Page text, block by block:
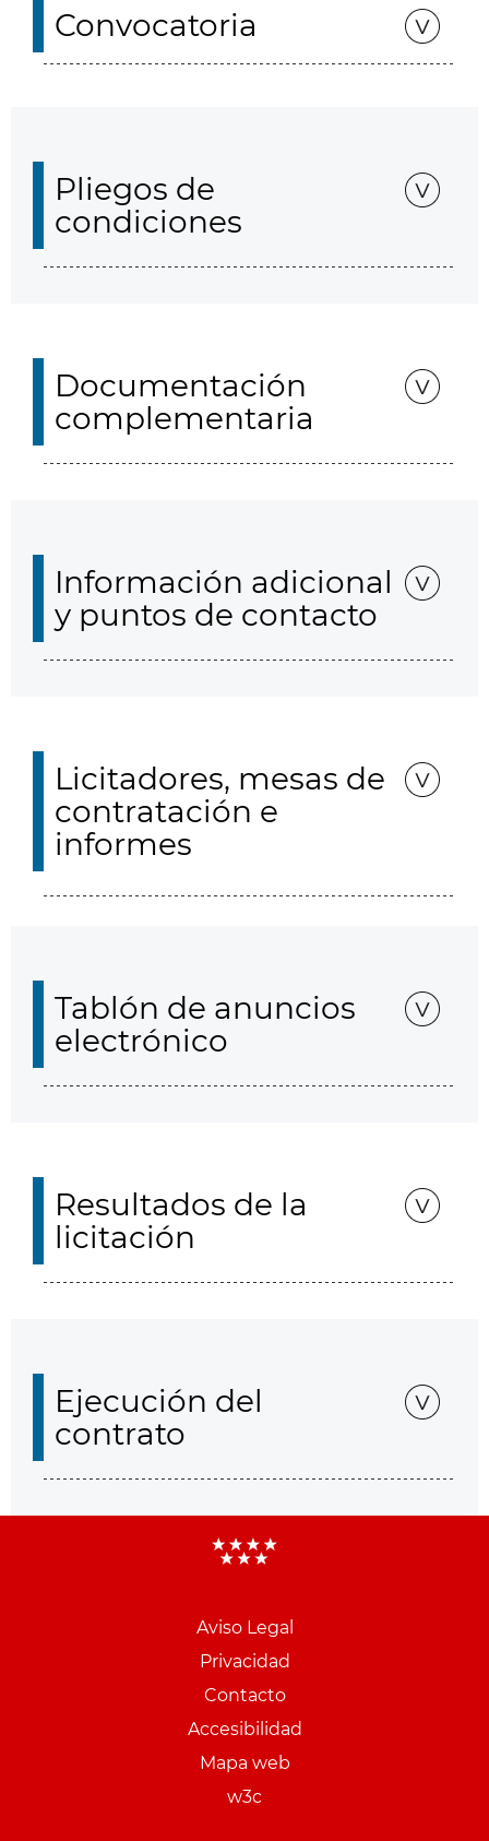
Convocatoria
Pliegos de
condiciones
Documentación
complementaria
Información adicional
y puntos de contacto
Licitadores, mesas de
contratación e
informes
Tablón de anuncios
electrónico
Resultados de la
licitación
Ejecución del
contrato
Aviso Legal
Privacidad
Contacto
Accesibilidad
Mapa web
w3c